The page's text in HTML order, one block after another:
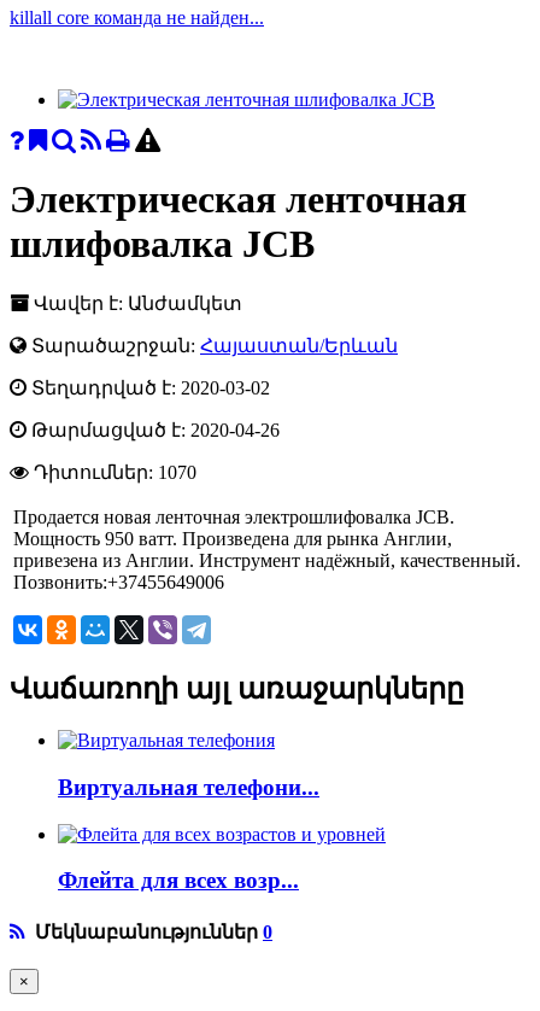
killall core команда не найден...
Электрическая ленточная
шлифовалка JCB
Վավեր է: Անժամկետ
Տարածաշրջան: Հայաստան/Երևան
Տեղադրված է: 2020-03-02
Թարմացված է: 2020-04-26
Դիտումներ: 1070
Продается новая ленточная электрошлифовалка JCB.
Мощность 950 ватт. Произведена для рынка Англии,
привезена из Англии. Инструмент надёжный, качественный.
Позвонить:+37455649006
Վաճառողի այլ առաջարկները
Виртуальная телефони...
Флейта для всех возр...
Մեկնաբանություններ 0
×